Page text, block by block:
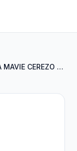
BARBARA MAVIE CEREZO ATILA